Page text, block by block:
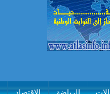
الرياضة الإقتصاد